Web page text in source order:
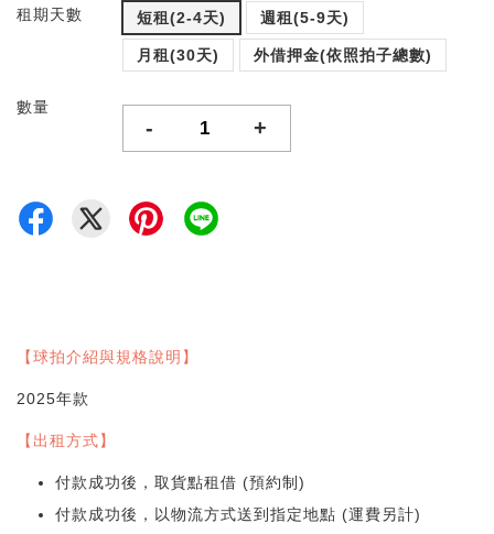
租期天數 短租(2-4天) 週租(5-9天)
月租(30天) 外借押金(依照拍子總數)
數量
- +
【球拍介紹與規格說明】
2025年款
【出租方式】
付款成功後，取貨點租借 (預約制)
付款成功後，以物流方式送到指定地點 (運費另計)